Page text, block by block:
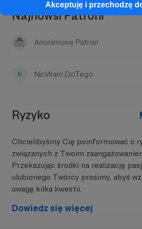
Akceptuję i przechodzę
Najnowsi Patroni
Anonimowy Patron
NicWam DoTego
Ryzyko
Chcielibyśmy Cię poinformować o
związanych z Twoim
Przekazując środki na realizację
ulubionego Twórcy prosimy, abyś
uwagę kilka kwestii.
Dowiedz się więcej